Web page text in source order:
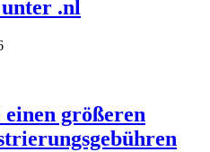
unter .nl
größeren